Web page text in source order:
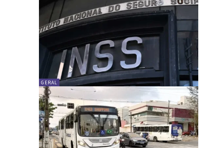
GERAL